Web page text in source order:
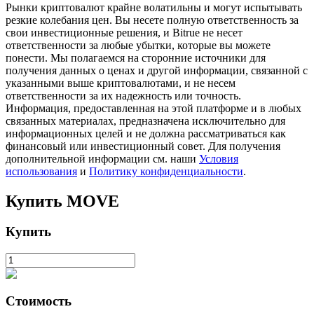
Авто Инвест
Получите долгосрочную прибыль и гибкие проценты
Изучите стейкинг
Рынки криптовалют крайне волатильны и могут испытывать
резкие колебания цен. Вы несете полную ответственность за
свои инвестиционные решения, и Bitrue не несет
ответственности за любые убытки, которые вы можете
понести. Мы полагаемся на сторонние источники для
получения данных о ценах и другой информации, связанной с
указанными выше криптовалютами, и не несем
ответственности за их надежность или точность.
Информация, предоставленная на этой платформе и в любых
связанных материалах, предназначена исключительно для
информационных целей и не должна рассматриваться как
финансовый или инвестиционный совет. Для получения
дополнительной информации см. наши Условия
использования и Политику конфиденциальности.
Купить MOVE
Купить
Стоимость